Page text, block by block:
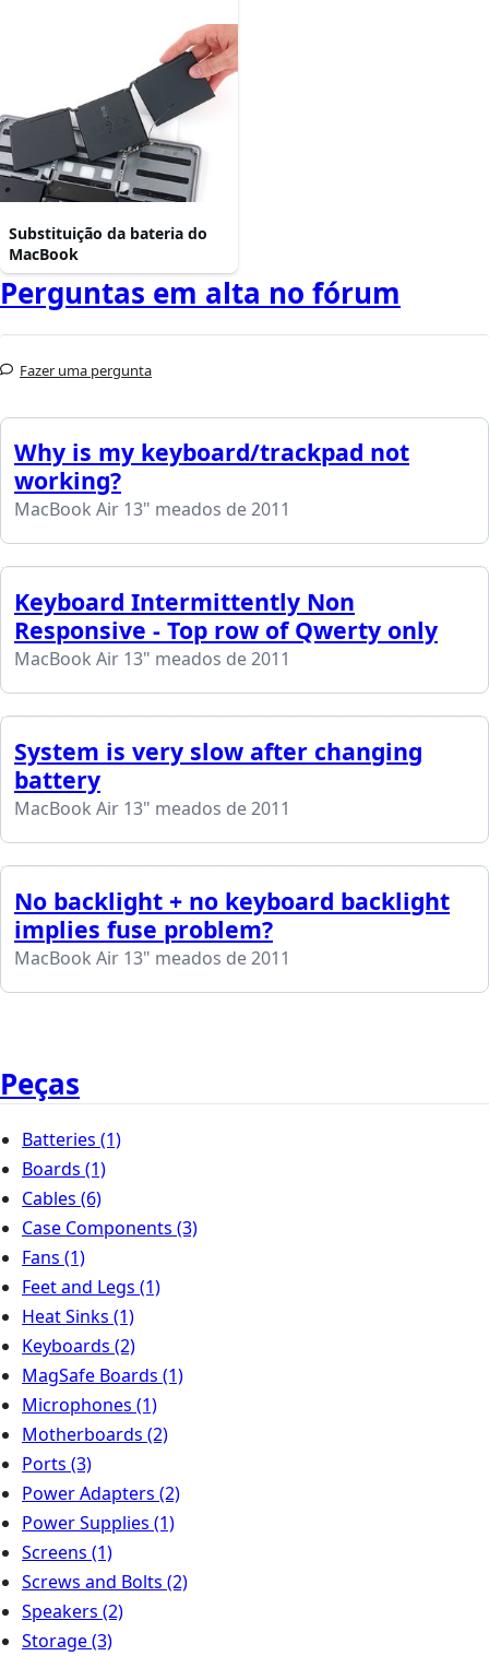
Substituição da bateria do
MacBook
Perguntas em alta no fórum
Fazer uma pergunta
Why is my keyboard/trackpad not
working?
MacBook Air 13" meados de 2011
Keyboard Intermittently Non
Responsive - Top row of Qwerty only
MacBook Air 13" meados de 2011
System is very slow after changing
battery
MacBook Air 13" meados de 2011
No backlight + no keyboard backlight
implies fuse problem?
MacBook Air 13" meados de 2011
Peças
Batteries (1)
Boards (1)
Cables (6)
Case Components (3)
Fans (1)
Feet and Legs (1)
Heat Sinks (1)
Keyboards (2)
MagSafe Boards (1)
Microphones (1)
Motherboards (2)
Ports (3)
Power Adapters (2)
Power Supplies (1)
Screens (1)
Screws and Bolts (2)
Speakers (2)
Storage(3)